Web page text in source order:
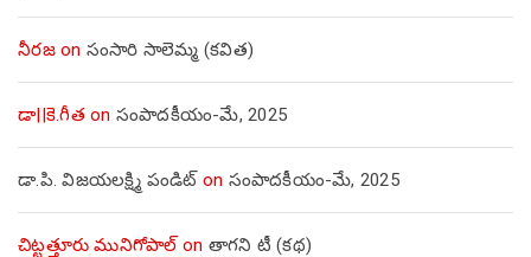
నీరజon సంసారి సాలెమ్మ (కవిత)
డా||కె.గీత on సంపాదకీయం-మే, 2025
డా.పి. విజయలక్ష్మి పండిట్ on సంపాదకీయం-మే, 2025
చిట్టత్తూరు మునిగోపాల్on తాగని టీ (కథ)